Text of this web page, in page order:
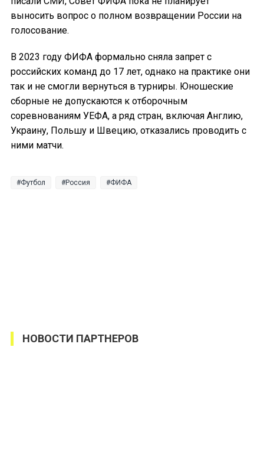
выносить вопрос о полном возвращении России на
голосование.
В 2023 году ФИФА формально сняла запрет с
российских команд до 17 лет, однако на практике они
так и не смогли вернуться в турниры. Юношеские
сборные не допускаются к отборочным
соревнованиям УЕФА, а ряд стран, включая Англию,
Украину, Польшу и Швецию, отказались проводить с
ними матчи.
Футбол Россия ФИФА
НОВОСТИ ПАРТНЕРОВ